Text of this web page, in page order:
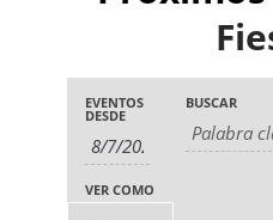
N
a
v
B
ú
s
EVENTOS
DESDE
BUSCAR
N
aVER COMO